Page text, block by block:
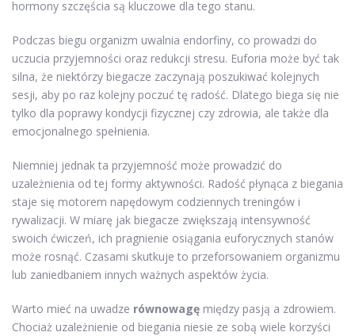
hormony szczęścia są kluczowe dla tego stanu.
Podczas biegu organizm uwalnia endorfiny, co prowadzi do
uczucia przyjemności oraz redukcji stresu. Euforia może być tak
silna, że niektórzy biegacze zaczynają poszukiwać kolejnych
sesji, aby po raz kolejny poczuć tę radość. Dlatego biega się nie
tylko dla poprawy kondycji fizycznej czy zdrowia, ale także dla
emocjonalnego spełnienia.
Niemniej jednak ta przyjemność może prowadzić do
uzależnienia od tej formy aktywności. Radość płynąca z biegania
staje się motorem napędowym codziennych treningów i
rywalizacji. W miarę jak biegacze zwiększają intensywność
swoich ćwiczeń, ich pragnienie osiągania euforycznych stanów
może rosnąć. Czasami skutkuje to przeforsowaniem organizmu
lub zaniedbaniem innych ważnych aspektów życia.
Warto mieć na uwadze równowagę między pasją a zdrowiem.
Chociaż uzależnienie od biegania niesie ze sobą wiele korzyści